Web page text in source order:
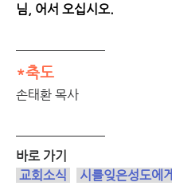
님, 어서 오십시오.
*축도
손태환 목사
바로 가기
교회소식
시를잊은성도에게